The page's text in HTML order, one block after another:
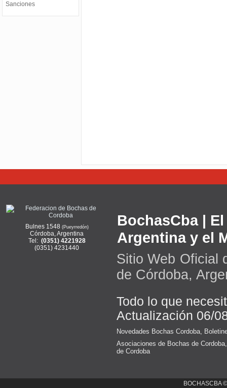
Sanciones
Bulnes 1548 (Pueyrredón)
Córdoba, Argentina
Tel: (0351) 4221928
(0351) 4231440
BochasCba |
Argentina y el
Sitio Web Oficial
de Córdoba,
Todo lo que
Actualización 06/
Novedades Bochas Cordoba
Asociaciones de Bochas de Cordoba
de Cordoba
BOCHASCBA